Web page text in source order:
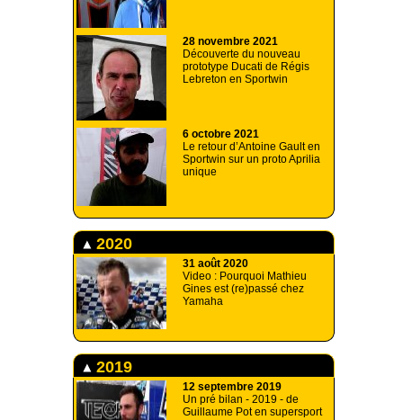
28 novembre 2021
Découverte du nouveau
prototype Ducati de Régis
Lebreton en Sportwin
6 octobre 2021
Le retour d’Antoine Gault en
Sportwin sur un proto Aprilia
unique
2020
31 août 2020
Video : Pourquoi Mathieu
Gines est (re)passé chez
Yamaha
2019
12 septembre 2019
Un pré bilan - 2019 - de
Guillaume Pot en supersport